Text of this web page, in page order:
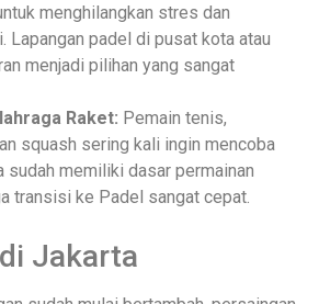
menghilangkan stres dan
Lapangan padel di pusat kota atau
menjadi pilihan yang sangat
Raket: Pemain tenis,
squash sering kali ingin mencoba
sudah memiliki dasar permainan
transisi ke Padel sangat cepat.
Jakarta